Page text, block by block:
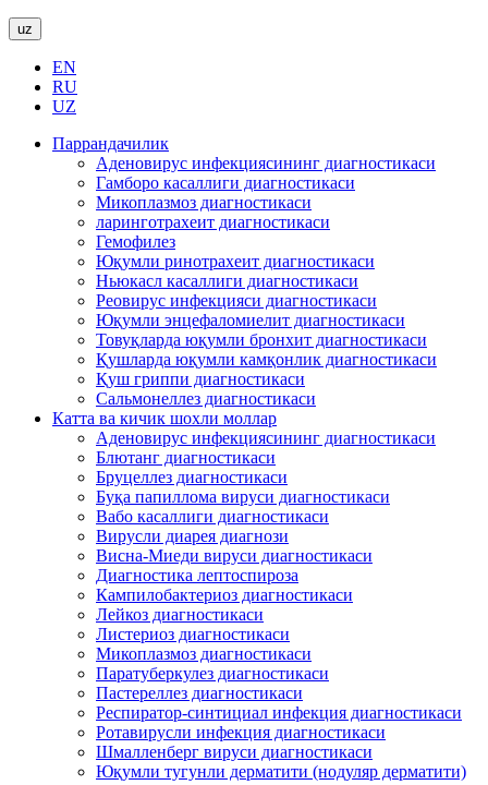
uz
EN
RU
UZ
Паррандачилик
Аденовирус инфекциясининг диагностикаси
Гамборо касаллиги диагностикаси
Микоплазмоз диагностикаси
ларинготрахеит диагностикаси
Гемофилез
Юқумли ринотрахеит диагностикаси
Ньюкасл касаллиги диагностикаси
Реовирус инфекцияси диагностикаси
Юқумли энцефаломиелит диагностикаси
Товуқларда юқумли бронхит диагностикаси
Қушларда юқумли камқонлик диагностикаси
Қуш гриппи диагностикаси
Сальмонеллез диагностикаси
Катта ва кичик шохли моллар
Аденовирус инфекциясининг диагностикаси
Блютанг диагностикаси
Бруцеллез диагностикаси
Буқа папиллома вируси диагностикаси
Вабо касаллиги диагностикаси
Вирусли диарея диагнози
Висна-Миеди вируси диагностикаси
Диагностика лептоспироза
Кампилобактериоз диагностикаси
Лейкоз диагностикаси
Листериоз диагностикаси
Микоплазмоз диагностикаси
Паратуберкулез диагностикаси
Пастереллез диагностикаси
Респиратор-синтициал инфекция диагностикаси
Ротавирусли инфекция диагностикаси
Шмалленберг вируси диагностикаси
Юқумли тугунли дерматити (нодуляр дерматити)